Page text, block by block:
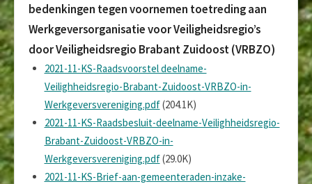
bedenkingen tegen voornemen toetreding aan
Werkgeversorganisatie voor Veiligheidsregio’s
door Veiligheidsregio Brabant Zuidoost (VRBZO)
2021-11-KS-Raadsvoorstel deelname-
Veilighheidsregio-Brabant-Zuidoost-VRBZO-in-
Werkgeversvereniging.pdf(204.1K)
2021-11-KS-Raadsbesluit-deelname-Veilighheidsregio-
Brabant-Zuidoost-VRBZO-in-
Werkgeversvereniging.pdf(29.0K)
2021-11-KS-Brief-aan-gemeenteraden-inzake-